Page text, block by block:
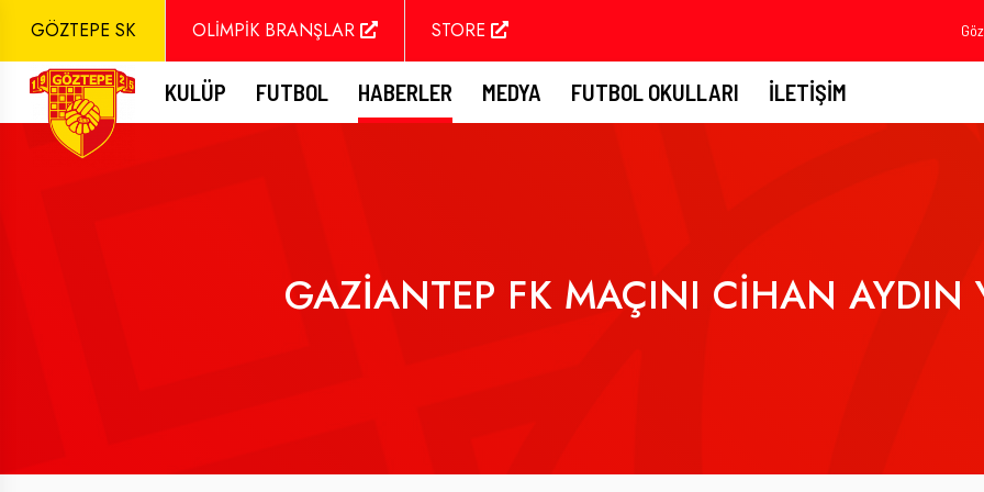
GÖZTEPE SK OLİMPİK BRANŞLAR STORE
KULÜP FUTBOL HABERLER MEDYA FUTBOL OKULLARI İLETIŞIM
GAZİANTEP FK MAÇINI CİHAN AYDIN